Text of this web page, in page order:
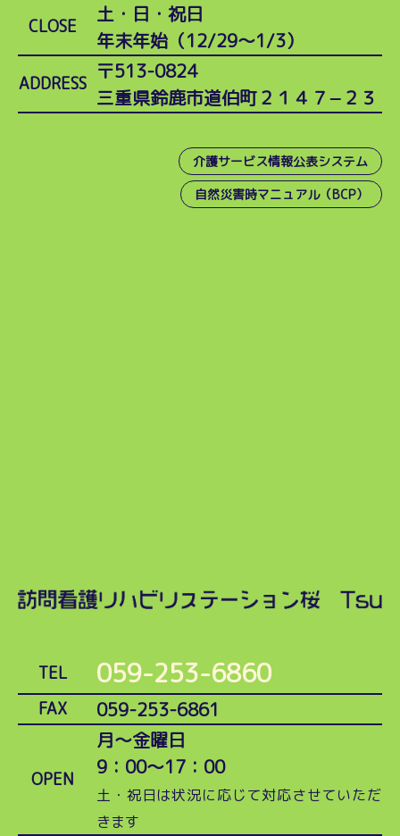
CLOSE
土・日・祝日
年末年始（12/29～1/3）
ADDRESS
〒513-0824
三重県鈴鹿市道伯町２１４７−２３
介護サービス情報公表システム
自然災害時マニュアル（BCP）
TEL 059-253-6860
FAX 059-253-6861
OPEN
月～金曜日
9：00～17：00
土・祝日は状況に応じて対応させていただ
きます